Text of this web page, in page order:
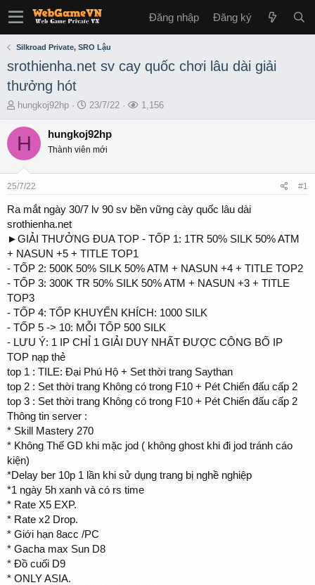
Đăng nhập Đăng ký
Silkroad Private, SRO Lậu
srothienha.net sv cay quốc chơi lâu dài giải
thưởng hót
T
r
e
s
a
t
e
r
hungkoj92hp
S
a
t
e
23/7/22
L1,156
H hungkoj92hp
Thành viên mới
25/7/22 #1
Ra mắt ngày 30/7 lv 90 sv bền vững cày quốc lâu dài
srothienha.net
►GIẢI THƯỞNG ĐUA TOP - TỐP 1: 1TR 50% SILK 50% ATM
+ NASUN +5 + TITLE TOP1
- TỐP 2: 500K 50% SILK 50% ATM + NASUN +4 + TITLE TOP2
- TỐP 3: 300K TR 50% SILK 50% ATM + NASUN +3 + TITLE
TOP3
- TỐP 4: TỐP KHUYẾN KHÍCH: 1000 SILK
- TỐP 5 -> 10: MỖI TỐP 500 SILK
- LƯU Ý: 1 IP CHỈ 1 GIẢI DUY NHẤT ĐƯỢC CÔNG BỐ IP
TOP nạp thẻ
top 1 : TILE: Đại Phú Hộ + Set thời trang Saythan
top 2 : Set thời trang Không có trong F10 + Pét Chiến đấu cấp 2
top 3 : Set thời trang Không có trong F10 + Pét Chiến đấu cấp 2
Thông tin server :
* Skill Mastery 270
* Không Thế GD khi mặc jod ( không ghost khi đi jod tránh cáo
kiện)
*Delay ber 10p 1 lần khi sử dụng trang bị nghề nghiệp
*1 ngày 5h xanh và có rs time
* Rate X5 EXP.
* Rate x2 Drop.
* Giới hạn 8acc /PC
* Gacha max Sun D8
* Đồ cuối D9
* ONLY ASIA.